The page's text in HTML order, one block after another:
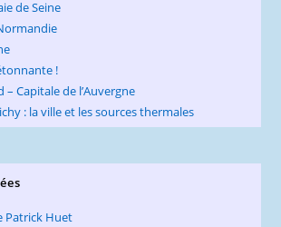
de Seine
!
Capitale de l’Auvergne
: la ville et les sources thermales
Patrick Huet